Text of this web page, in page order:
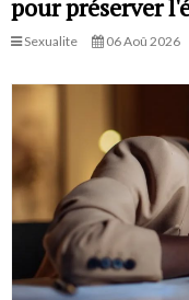
pour préserver
Sexualite 06 Aoû 2026